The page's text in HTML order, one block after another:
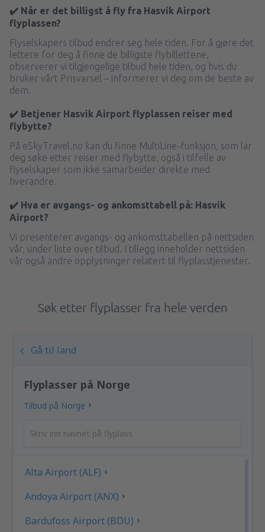
✔️ Når er det billigst å fly fra Hasvik Airport
flyplassen?
Flyselskapers tilbud endrer seg hele tiden. For å gjøre det
lettere for deg å finne de billigste flybillettene,
observerer vi tilgjengelige tilbud hele tiden, og hvis du
bruker vårt Prisvarsel – informerer vi deg om de beste av
dem.
✔️ Betjener Hasvik Airport flyplassen reiser med
flybytte?
På eSkyTravel.no kan du finne MultiLine-funksjon, som lar
deg søke etter reiser med flybytte, også i tilfelle av
flyselskaper som ikke samarbeider direkte med
hverandre.
✔️ Hva er avgangs- og ankomsttabell på: Hasvik
Airport?
Vi presenterer avgangs- og ankomsttabellen på nettsiden
vår, under liste over tilbud. I tillegg inneholder nettsiden
vår også andre opplysninger relatert til flyplasstjenester.
Søk etter flyplasser fra hele verden
Gå til land
Flyplasser på Norge
Tilbud på Norge
Alta Airport (ALF)
Andoya Airport (ANX)
Bardufoss Airport (BDU)